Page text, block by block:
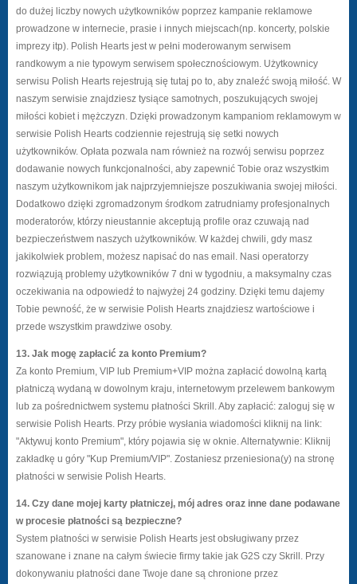
do dużej liczby nowych użytkowników poprzez kampanie reklamowe
prowadzone w internecie, prasie i innych miejscach(np. koncerty, polskie
imprezy itp). Polish Hearts jest w pełni moderowanym serwisem
randkowym a nie typowym serwisem społecznościowym. Użytkownicy
serwisu Polish Hearts rejestrują się tutaj po to, aby znaleźć swoją miłość. W
naszym serwisie znajdziesz tysiące samotnych, poszukujących swojej
miłości kobiet i mężczyzn. Dzięki prowadzonym kampaniom reklamowym w
serwisie Polish Hearts codziennie rejestrują się setki nowych
użytkowników. Opłata pozwala nam również na rozwój serwisu poprzez
dodawanie nowych funkcjonalności, aby zapewnić Tobie oraz wszystkim
naszym użytkownikom jak najprzyjemniejsze poszukiwania swojej miłości.
Dodatkowo dzięki zgromadzonym środkom zatrudniamy profesjonalnych
moderatorów, którzy nieustannie akceptują profile oraz czuwają nad
bezpieczeństwem naszych użytkowników. W każdej chwili, gdy masz
jakikolwiek problem, możesz napisać do nas email. Nasi operatorzy
rozwiązują problemy użytkowników 7 dni w tygodniu, a maksymalny czas
oczekiwania na odpowiedź to najwyżej 24 godziny. Dzięki temu dajemy
Tobie pewność, że w serwisie Polish Hearts znajdziesz wartościowe i
przede wszystkim prawdziwe osoby.
13. Jak mogę zapłacić za konto Premium?
Za konto Premium, VIP lub Premium+VIP można zapłacić dowolną kartą
płatniczą wydaną w dowolnym kraju, internetowym przelewem bankowym
lub za pośrednictwem systemu płatności Skrill. Aby zapłacić: zaloguj się w
serwisie Polish Hearts. Przy próbie wysłania wiadomości kliknij na link:
"Aktywuj konto Premium", który pojawia się w oknie. Alternatywnie: Kliknij
zakładkę u góry "Kup Premium/VIP". Zostaniesz przeniesiona(y) na stronę
płatności w serwisie Polish Hearts.
14. Czy dane mojej karty płatniczej, mój adres oraz inne dane podawane
w procesie płatności są bezpieczne?
System płatności w serwisie Polish Hearts jest obsługiwany przez
szanowane i znane na całym świecie firmy takie jak G2S czy Skrill. Przy
dokonywaniu płatności dane Twoje dane są chronione przez